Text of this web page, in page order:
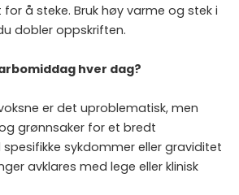
å steke. Bruk høy varme og stek i
dobler oppskriften.
hver dag?
er det uproblematisk, men
grønnsaker for et bredt
sykdommer eller graviditet
avklares med lege eller klinisk